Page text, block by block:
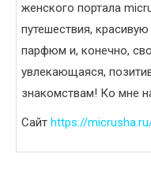
женского портала
путешествия,
парфюм и, конечно,
увлекающаяся,
знакомствам! Ко мне
Сайт https://